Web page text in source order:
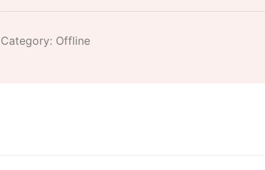
Category: Offline